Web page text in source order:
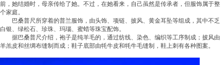
前，她结婚时，母亲传给了她。不过，在她看来，自己虽然是传承者，但服饰属于整
个家庭。
巴桑普尺所穿着的普兰服饰，由头饰、项链、披风、黄金耳坠等组成，其中不乏
白银、绿松石、珍珠、玛瑙、蜜蜡等珠宝配饰。
据巴桑普尺介绍，袍子是纯羊毛的，通过纺线、染色、编织等工序制成；披风由
羊羔皮和丝绸布缝制而成；鞋子底部由牦牛皮和牦牛毛缝制，鞋上刺有各种图案。